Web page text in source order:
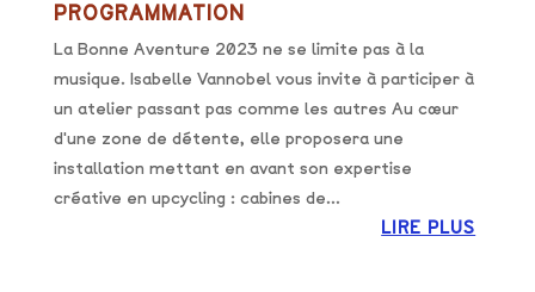
PROGRAMMATION
La Bonne Aventure 2023 ne se limite pas à la
musique. Isabelle Vannobel vous invite à participer à
un atelier passant pas comme les autres Au cœur
d'une zone de détente, elle proposera une
installation mettant en avant son expertise
créative en upcycling : cabines de...
LIRE PLUS